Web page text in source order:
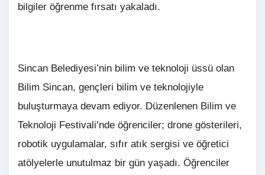
bilgiler öğrenme fırsatı yakaladı.
Sincan Belediyesi’nin bilim ve teknoloji üssü olan
Bilim Sincan, gençleri bilim ve teknolojiyle
buluşturmaya devam ediyor. Düzenlenen Bilim ve
Teknoloji Festivali’nde öğrenciler; drone gösterileri,
robotik uygulamalar, sıfır atık sergisi ve öğretici
atölyelerle unutulmaz bir gün yaşadı. Öğrenciler